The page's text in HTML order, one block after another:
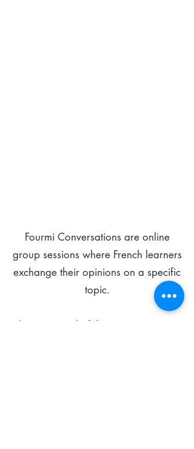
Fourmi Conversations are online
group sessions where French learners
exchange their opinions on a specific
topic.
The main goal of these meetings is to